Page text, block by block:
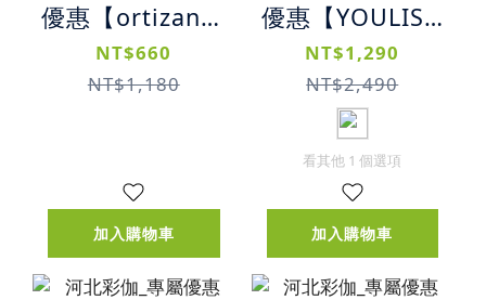
優惠【ortizan】
X2 便攜藍牙音
響｜65mm 重低
IPX7防水
NT$660
NT$1,180
加入購物車
優惠【YOULISN
優力神】 J11氣
傳導防水運動藍
牙耳機
NT$1,290
NT$2,490
看其他 1 個選項
加入購物車